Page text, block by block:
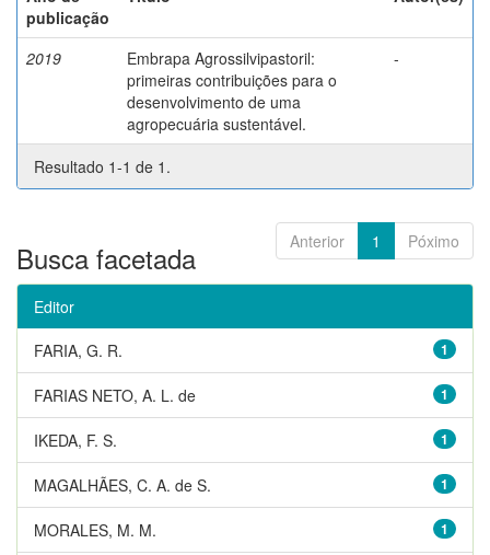
publicação
2019
Embrapa Agrossilvipastoril:
primeiras contribuições para o
desenvolvimento de uma
agropecuária sustentável.
-
Resultado 1-1 de 1.
Anterior 1 Póximo
Busca facetada
Editor
1
FARIA, G. R.
1
FARIAS NETO, A. L. de
1
IKEDA, F. S.
1
MAGALHÃES, C. A. de S.
1
MORALES, M. M.